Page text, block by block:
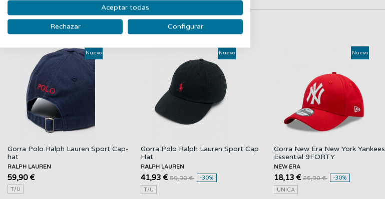
PRODUCTOS RELACIONADOS
Nuevo
Gorra Polo Ralph Lauren Sport Cap-
hat
RALPH LAUREN
59,90 €
T/U
Nuevo
Gorra Polo Ralph Lauren Sport Cap
Hat
RALPH LAUREN
41,93 € 59,90 €
-30%
T/U
Nuevo
Gorra New Era New York Yankees
Essential 9FORTY
NEW ERA
18,13 € 25,90 €
-30%
UNICA
Aceptar todas
Rechazar Configurar